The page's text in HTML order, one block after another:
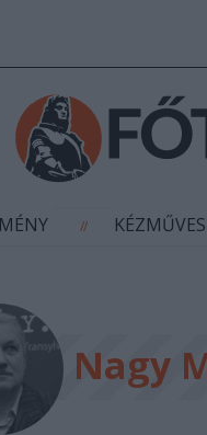
//
Nagy